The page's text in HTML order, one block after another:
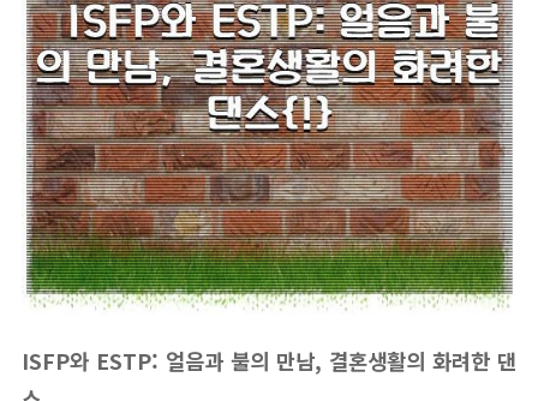
ISFP와 ESTP: 얼음과 불의 만남, 결혼생활의 화려한 댄